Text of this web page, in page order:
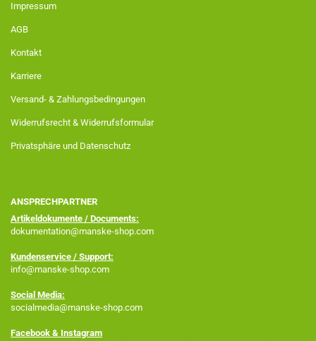
Impressum
AGB
Kontakt
Karriere
Versand- & Zahlungsbedingungen
Widerrufsrecht & Widerrufsformular
Privatsphäre und Datenschutz
ANSPRECHPARTNER
Artikeldokumente / Documents:
dokumentation@manske-shop.com
Kundenservice / Support:
info@manske-shop.com
Social Media:
socialmedia@manske-shop.com
Facebook & Instagram